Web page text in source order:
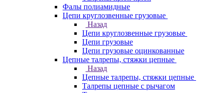
Фалы полиамидные
Цепи круглозвенные грузовые
Назад
Цепи круглозвенные грузовые
Цепи грузовые
Цепи грузовые оцинкованные
Цепные талрепы, стяжки цепные
Назад
Цепные талрепы, стяжки цепные
Талрепы цепные с рычагом